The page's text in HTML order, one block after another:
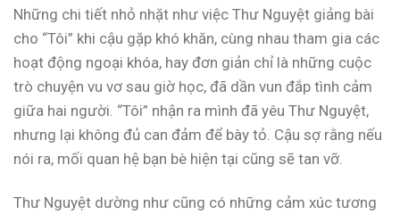
Những chi tiết nhỏ nhặt như việc Thư Nguyệt giảng bài
cho “Tôi” khi cậu gặp khó khăn, cùng nhau tham gia các
hoạt động ngoại khóa, hay đơn giản chỉ là những cuộc
trò chuyện vu vơ sau giờ học, đã dần vun đắp tình cảm
giữa hai người. “Tôi” nhận ra mình đã yêu Thư Nguyệt,
nhưng lại không đủ can đảm để bày tỏ. Cậu sợ rằng nếu
nói ra, mối quan hệ bạn bè hiện tại cũng sẽ tan vỡ.
Thư Nguyệt dường như cũng có những cảm xúc tương